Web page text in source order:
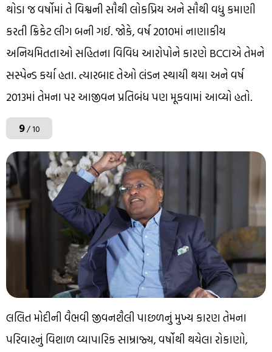
થોડા જ વર્ષોમાં તે વિશ્વની સૌથી લોકપ્રિય અને સૌથી વધુ કમાણી
કરતી ક્રિકેટ લીગ બની ગઈ. જોકે, વર્ષ 2010માં નાણાકીય
અનિયમિતતાઓ સહિતના વિવિધ આરોપોને કારણે BCCIએ તેમને
સસ્પેન્ડ કર્યા હતા. ત્યારબાદ તેઓ લંડન સ્થાયી થયા અને વર્ષ
2013માં તેમના પર આજીવન પ્રતિબંધ પણ મૂકવામાં આવ્યો હતો.
9/ 10
લલિત મોદીની વૈભવી જીવનશૈલી પાછળનું મુખ્ય કારણ તેમના
પરિવારનું વિશાળ વ્યાપારિક સામ્રાજ્ય, વર્ષોથી થયેલા રોકાણો,